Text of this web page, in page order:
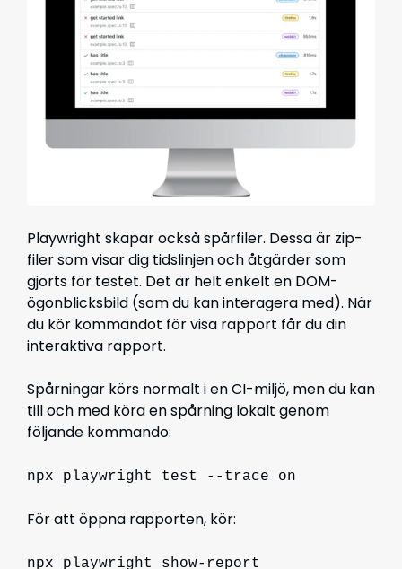
Playwright skapar också spårfiler. Dessa är zip-
filer som visar dig tidslinjen och åtgärder som
gjorts för testet. Det är helt enkelt en DOM-
ögonblicksbild (som du kan interagera med). När
du kör kommandot för visa rapport får du din
interaktiva rapport.
Spårningar körs normalt i en CI-miljö, men du kan
till och med köra en spårning lokalt genom
följande kommando:
npx playwright test --trace on
För att öppna rapporten, kör:
npx playwright show-report